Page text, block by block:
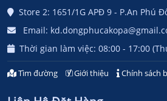
Store 2: 1651/1G APĐ 9 - P.An Phú
Email:
Thời gian làm việc: 08:00 - 17:00
Tìm đường Giới thiệu Chính sách